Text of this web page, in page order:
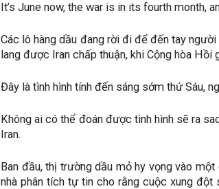
It’s June now, the war is in its fourth month,
Các lô hàng dầu đang rời đi để đến tay
lang được Iran chấp thuận, khi Cộng hòa
Đây là tình hình tính đến sáng sớm thứ Sáu,
Không ai có thể đoán được tình hình sẽ ra
Iran.
Ban đầu, thị trường dầu mỏ hy vọng vào
nhà phân tích tự tin cho rằng cuộc xung